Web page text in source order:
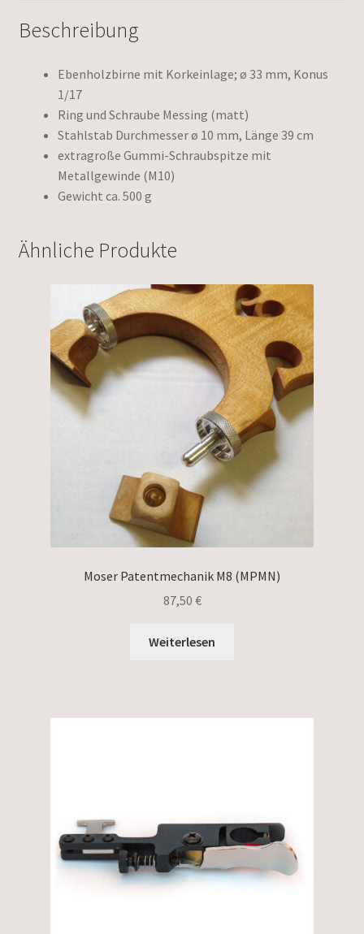
Beschreibung
Ebenholzbirne mit Korkeinlage; ø 33 mm, Konus
1/17
Ring und Schraube Messing (matt)
Stahlstab Durchmesser ø 10 mm, Länge 39 cm
extragroße Gummi-Schraubspitze mit
Metallgewinde (M10)
Gewicht ca. 500 g
Ähnliche Produkte
Moser Patentmechanik M8 (MPMN)
87,50 €
Weiterlesen